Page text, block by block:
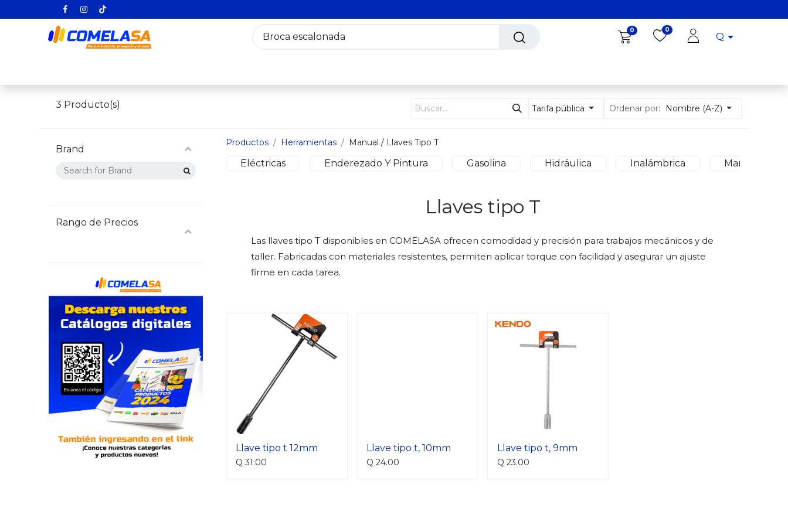
0 0
Q
3 Producto(s) Tarifa pública Ordenar por: Nombre (A-Z)
Brand
Rango de Precios
Productos Herramientas Manual / Llaves Tipo T
Eléctricas Enderezado Y Pintura Gasolina Hidráulica Inalámbrica Manual
Llaves tipo T
Las llaves tipo T disponibles en COMELASA ofrecen comodidad y precisión para trabajos mecánicos y de
taller. Fabricadas con materiales resistentes, permiten aplicar torque con facilidad y asegurar un ajuste
firme en cada tarea.
Llave tipo t 12mm
Q31.00
Llave tipo t, 10mm
Q 24.00
Llave tipo t, 9mm
Q 23.00